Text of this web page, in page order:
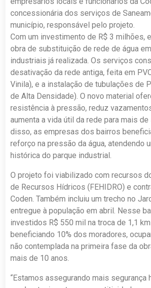
concessionária dos serviços de
município, responsável pelo projeto.
Com um investimento de R$ 3 milhões,
obra de substituição de rede de água
industriais já realizada. Os serviços
desativação da rede antiga, feita em
Vinila), e a instalação de tubulações de
de Alta Densidade). O novo material
resistência à pressão, reduz
aumenta a vida útil da rede para mais de
disso, as empresas dos bairros
reforço na pressão da água, atendendo
histórica do parque industrial.
O projeto foi viabilizado com recursos
de Recursos Hídricos (FEHIDRO) e
Coden. Também incluiu um trecho no
entregue à população em abril. Nesse
investidos R$ 550 mil na troca de 1,1
beneficiando 10% dos moradores,
não contemplada na primeira fase da
mais de 10 anos.
“Estamos assegurando mais segurança